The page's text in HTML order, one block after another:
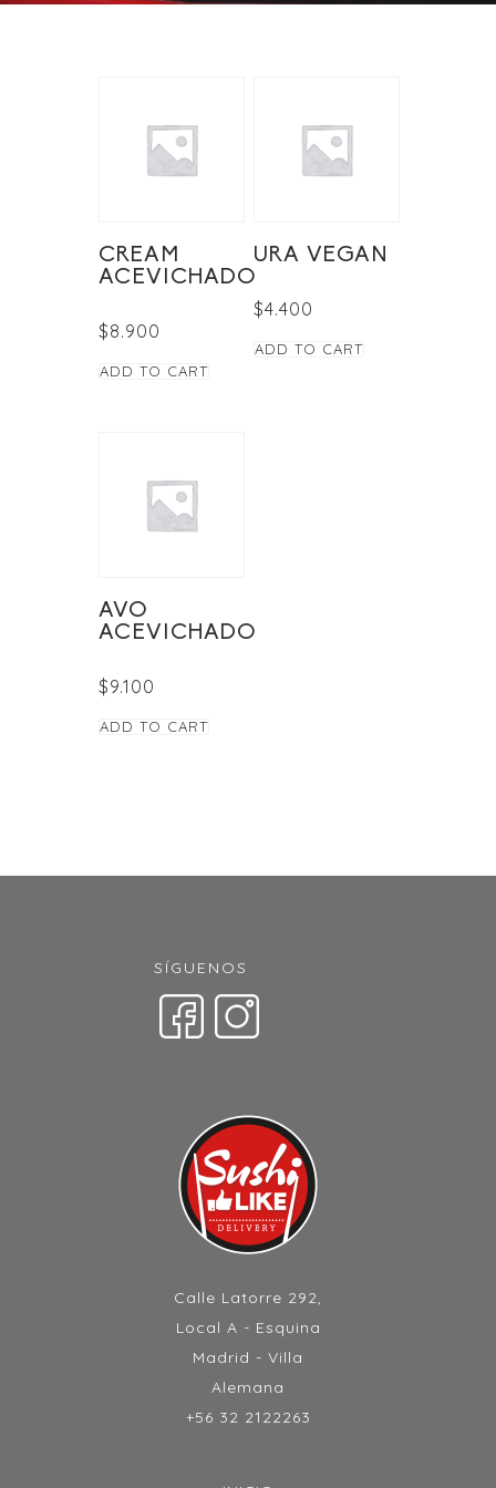
CREAM
ACEVICHADO
$8.900
ADD TO CART
URA VEGAN
$4.400
ADD TO CART
AVO
ACEVICHADO
$9.100
ADD TO CART
SÍGUENOS
Calle Latorre 292,
Local A - Esquina
Madrid - Villa
Alemana
+56 32 2122263